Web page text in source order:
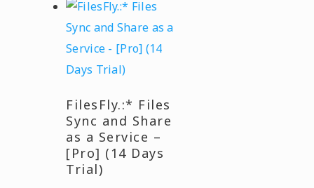
FilesFly.:* Files
Sync and Share
as a Service –
[Pro] (14 Days
Trial)